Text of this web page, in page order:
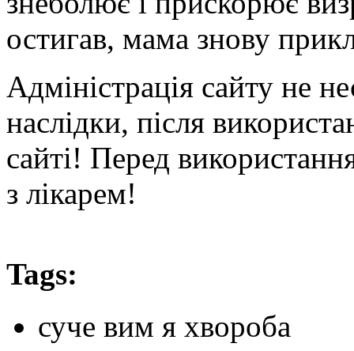
остигав, мама знову
Адміністрація сайту не
наслідки, після
сайті! Перед
з лікарем!
Tags:
суче вим я хвороба